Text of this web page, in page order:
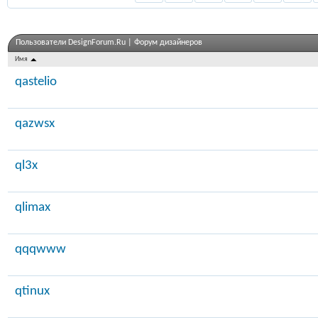
Пользователи DesignForum.Ru | Форум дизайнеров
Имя
qastelio
qazwsx
ql3x
qlimax
qqqwww
qtinux